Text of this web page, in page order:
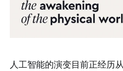
人工智能的演变目前正经历